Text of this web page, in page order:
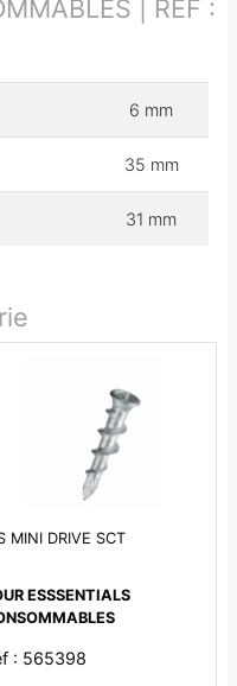
| RÉF :
6 mm
35 mm
31 mm
MINI DRIVE SCT
ESSSENTIALS
: 565398